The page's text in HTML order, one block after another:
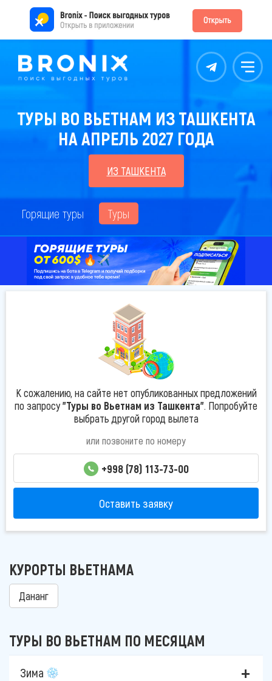
Контакты Меню
ТУРЫ ВО ВЬЕТНАМ ИЗ ТАШКЕНТА
НА АПРЕЛЬ 2027 ГОДА
ИЗ ТАШКЕНТА
Горящие туры Туры
К сожалению, на сайте нет опубликованных предложений
по запросу"Туры во Вьетнам из Ташкента". Попробуйте
выбрать другой город вылета
или позвоните по номеру
+998 (78) 113-73-00
Оставить заявку
КУРОРТЫ ВЬЕТНАМА
Дананг
ТУРЫ ВО ВЬЕТНАМ ПО МЕСЯЦАМ
Зима